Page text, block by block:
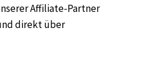
Affiliate-Partner
direkt über